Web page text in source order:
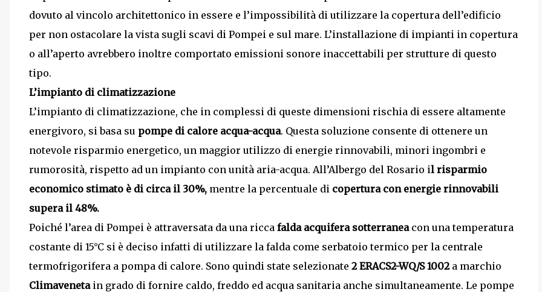
dovuto al vincolo architettonico in essere e l’impossibilità di utilizzare la copertura dell’edificio
per non ostacolare la vista sugli scavi di Pompei e sul mare. L’installazione di impianti in copertura
o all’aperto avrebbero inoltre comportato emissioni sonore inaccettabili per strutture di questo
tipo.
L’impianto di climatizzazione
L’impianto di climatizzazione, che in complessi di queste dimensioni rischia di essere altamente
energivoro, si basa su pompe di calore acqua-acqua. Questa soluzione consente di ottenere un
notevole risparmio energetico, un maggior utilizzo di energie rinnovabili, minori ingombri e
rumorosità, rispetto ad un impianto con unità aria-acqua. All’Albergo del Rosario il risparmio
economico stimato è di circa il 30%, mentre la percentuale di copertura con energie rinnovabili
supera il 48%.
Poiché l’area di Pompei è attraversata da una ricca falda acquifera sotterraneacon una temperatura
costante di 15°C si è deciso infatti di utilizzare la falda come serbatoio termico per la centrale
termofrigorifera a pompa di calore. Sono quindi state selezionate 2 ERACS2-WQ/S 1002a marchio
Climavenetain grado di fornire caldo, freddo ed acqua sanitaria anche simultaneamente. Le pompe